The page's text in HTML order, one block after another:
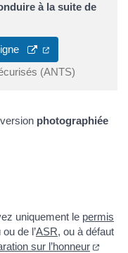
à la suite de
ligne
(ANTS)
photographiée
uniquement le permis
de l’ASR, ou à défaut
sur l’honneur